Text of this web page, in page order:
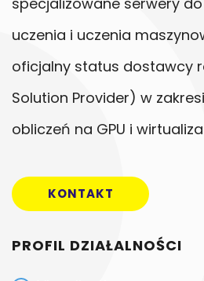
uczenia i uczenia
oficjalny status dostawcy
Solution Provider) w
obliczeń na GPU i
KONTAKT
PROFIL DZIAŁALNOŚCI